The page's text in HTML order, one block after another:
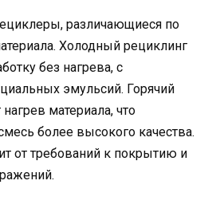
различающиеся по
Холодный рециклинг
без нагрева, с
эмульсий. Горячий
материала, что
более высокого качества.
от требований к покрытию и